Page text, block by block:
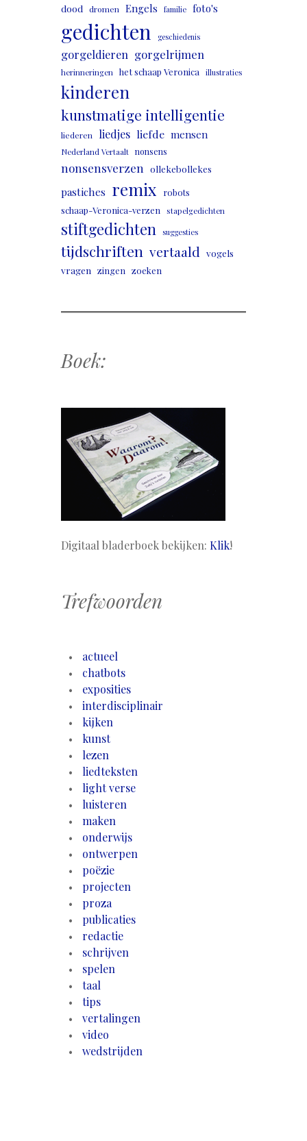
dood dromen Engels familie foto's
gedichten geschiedenis
gorgeldieren gorgelrijmen
herinneringen het schaap Veronica illustraties
kinderen
kunstmatige intelligentie
liederen liedjes liefde mensen
Nederland Vertaalt nonsens
nonsensverzen ollekebollekes
pastiches remix
robots
schaap-Veronica-verzen stapelgedichten
stiftgedichten suggesties
tijdschriften vertaald vogels
vragen zingen zoeken
Boek:
Digitaal bladerboek bekijken: Klik!
Trefwoorden
actueel
chatbots
exposities
interdisciplinair
kijken
kunst
lezen
liedteksten
light verse
luisteren
maken
onderwijs
ontwerpen
poëzie
projecten
proza
publicaties
redactie
schrijven
spelen
taal
tips
vertalingen
video
wedstrijden